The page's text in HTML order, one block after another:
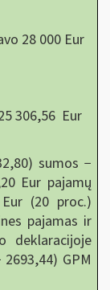
28 000 Eur
306,56 Eur
sumos −
Eur pajamų
(20 proc.)
pajamas ir
deklaracijoje
GPM